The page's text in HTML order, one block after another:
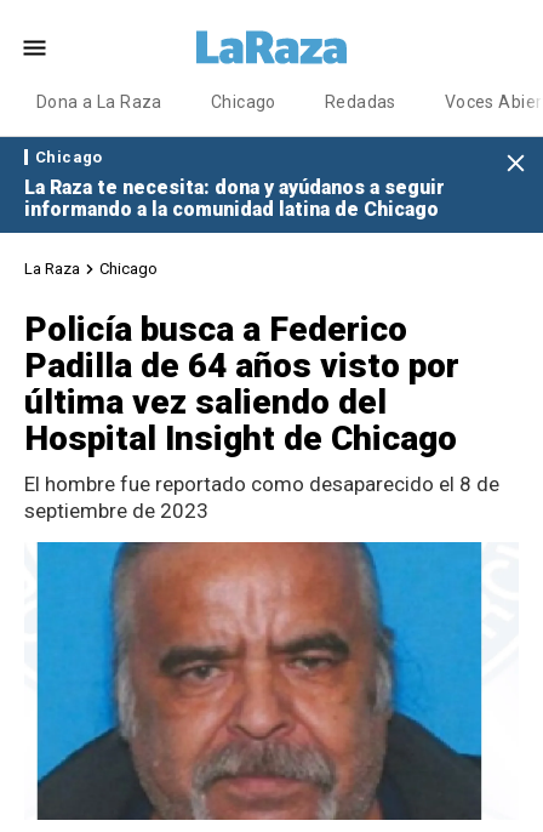
Dona a La Raza Chicago Redadas Voces
Chicago
La Raza te necesita: dona y ayúdanos a seguir
informando a la comunidad latina de Chicago
La Raza Chicago
Policía busca a Federico
Padilla de 64 años visto por
última vez saliendo del
Hospital Insight de Chicago
El hombre fue reportado como desaparecido el 8 de
septiembre de 2023